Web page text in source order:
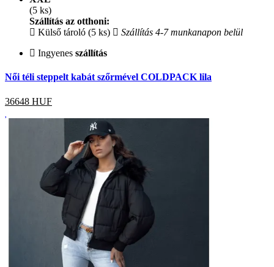
(5 ks)
Szállítás az otthoni:
Külső tároló (5 ks)
Szállítás 4-7 munkanapon belül
Ingyenes szállítás
Női téli steppelt kabát szőrmével COLDPACK lila
36648 HUF